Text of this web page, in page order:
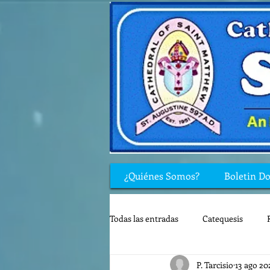
¿Quiénes Somos? Boletin
Todas las entradas Catequesis
Rincón de los niños Biblia
P. Tarcisio 13 ago